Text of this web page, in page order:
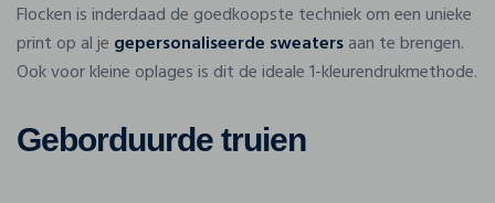
Flocken is inderdaad de goedkoopste techniek om een unieke
print op al je gepersonaliseerde sweatersaan te brengen.
Ook voor kleine oplages is dit de ideale 1-kleurendrukmethode.
Geborduurde truien